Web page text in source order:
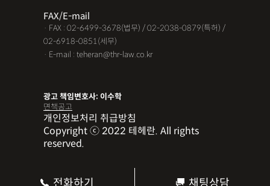
전화하기 채팅상담
FAX/E-mail
· FAX : 02-6499-3678(법무) / 02-2038-0879(특허) /
02-6918-0851(세무)
· E-mail : teheran@thr-law.co.kr
광고 책임변호사: 이수학
면책공고
개인정보처리 취급방침
Copyright ⓒ 2022 테헤란. All rights
reserved.